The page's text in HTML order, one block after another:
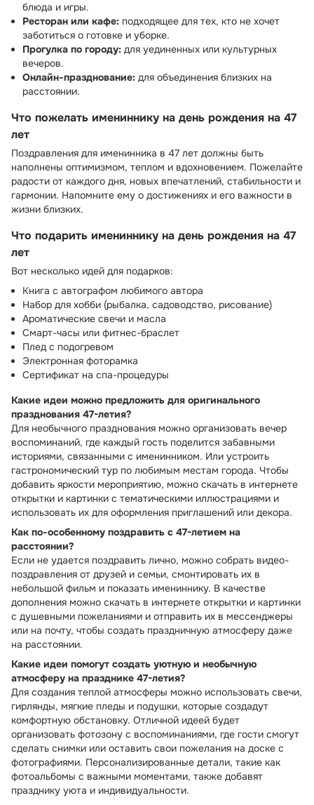
блюда и игры.
Ресторан или кафе: подходящее для тех, кто не хочет
заботиться о готовке и уборке.
Прогулка по городу: для уединенных или культурных
вечеров.
Онлайн-празднование: для объединения близких на
расстоянии.
Что пожелать имениннику на день рождения на 47
лет
Поздравления для именинника в 47 лет должны быть
наполнены оптимизмом, теплом и вдохновением. Пожелайте
радости от каждого дня, новых впечатлений, стабильности и
гармонии. Напомните ему о достижениях и его важности в
жизни близких.
Что подарить имениннику на день рождения на 47
лет
Вот несколько идей для подарков:
Книга с автографом любимого автора
Набор для хобби (рыбалка, садоводство, рисование)
Ароматические свечи и масла
Смарт-часы или фитнес-браслет
Плед с подогревом
Электронная фоторамка
Сертификат на спа-процедуры
Какие идеи можно предложить для оригинального
празднования 47-летия?
Для необычного празднования можно организовать вечер
воспоминаний, где каждый гость поделится забавными
историями, связанными с именинником. Или устроить
гастрономический тур по любимым местам города. Чтобы
добавить яркости мероприятию, можно скачать в интернете
открытки и картинки с тематическими иллюстрациями и
использовать их для оформления приглашений или декора.
Как по-особенному поздравить с 47-летием на
расстоянии?
Если не удается поздравить лично, можно собрать видео-
поздравления от друзей и семьи, смонтировать их в
небольшой фильм и показать имениннику. В качестве
дополнения можно скачать в интернете открытки и картинки
с душевными пожеланиями и отправить их в мессенджеры
или на почту, чтобы создать праздничную атмосферу даже
на расстоянии.
Какие идеи помогут создать уютную и необычную
атмосферу на празднике 47-летия?
Для создания теплой атмосферы можно использовать свечи,
гирлянды, мягкие пледы и подушки, которые создадут
комфортную обстановку. Отличной идеей будет
организовать фотозону с воспоминаниями, где гости смогут
сделать снимки или оставить свои пожелания на доске с
фотографиями. Персонализированные детали, такие как
фотоальбомы с важными моментами, также добавят
празднику уюта и индивидуальности.